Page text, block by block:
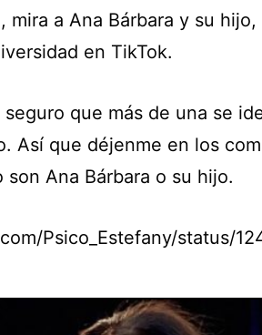
mira a Ana Bárbara y su
en TikTok.
que más de una se
Así que déjenme en los
Ana Bárbara o su hijo.
Psico_Estefany/status/